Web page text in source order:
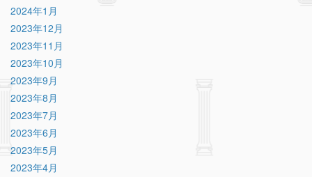
2024年1月
2023年12月
2023年11月
2023年10月
2023年9月
2023年8月
2023年7月
2023年6月
2023年5月
2023年4月